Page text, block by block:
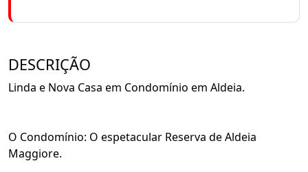
DESCRIÇÃO
Linda e Nova Casa em Condomínio em Aldeia.
O Condomínio: O espetacular Reserva de Aldeia
Maggiore.